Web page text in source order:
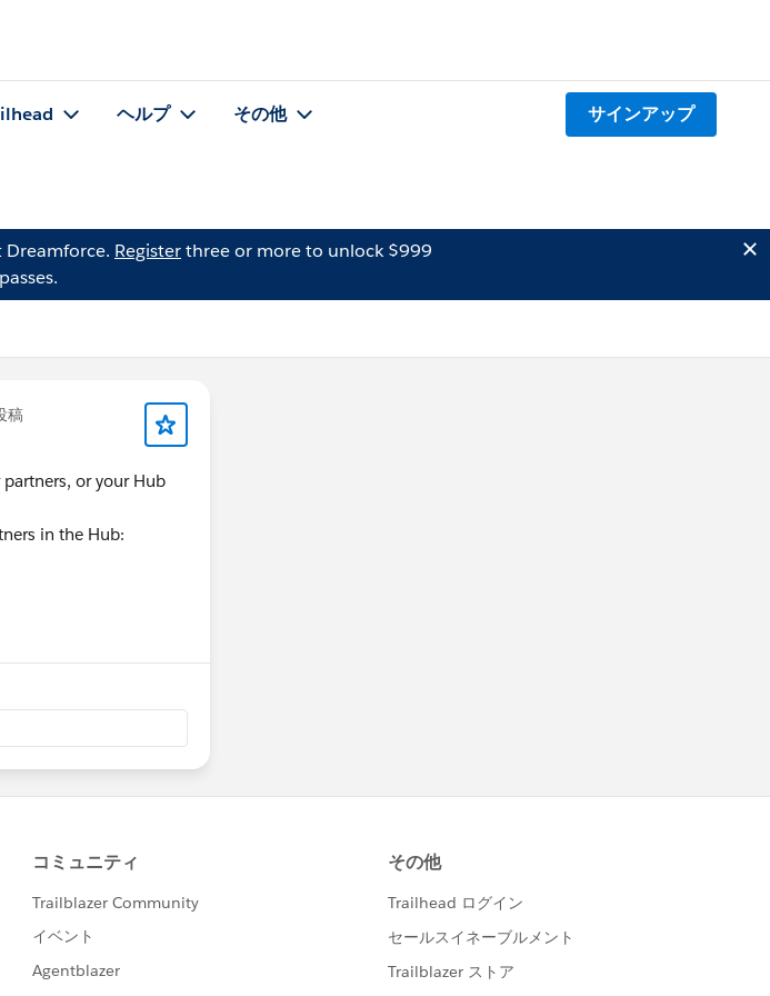
ヘルプ その他 サインアップ
Registerthree or more to unlock $999
passes.
稿
or your Hub
in the Hub: